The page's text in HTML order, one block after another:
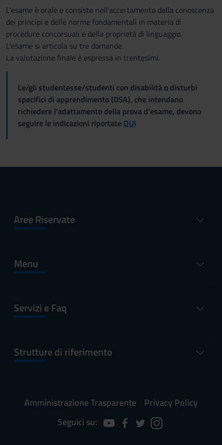
L'esame è orale e consiste nell'accertamento della conoscenza
dei principi e delle norme fondamentali in materia di
procedure concorsuali e della proprietà di linguaggio.
L'esame si articola su tre domande.
La valutazione finale è espressa in trentesimi.
Le/gli studentesse/studenti con disabilità o disturbi
specifici di apprendimento (DSA), che intendano
richiedere l'adattamento della prova d'esame, devono
seguire le indicazioni riportate QUI
Aree Riservate
Menu
Servizi e Faq
Strutture di riferimento
Amministrazione Trasparente
Privacy Policy
Seguici su: